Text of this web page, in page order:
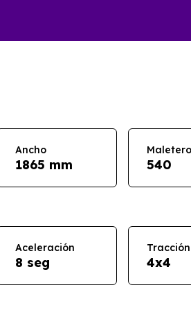
Ancho
1865 mm
Maletero
540
Aceleración
8 seg
Tracción
4x4